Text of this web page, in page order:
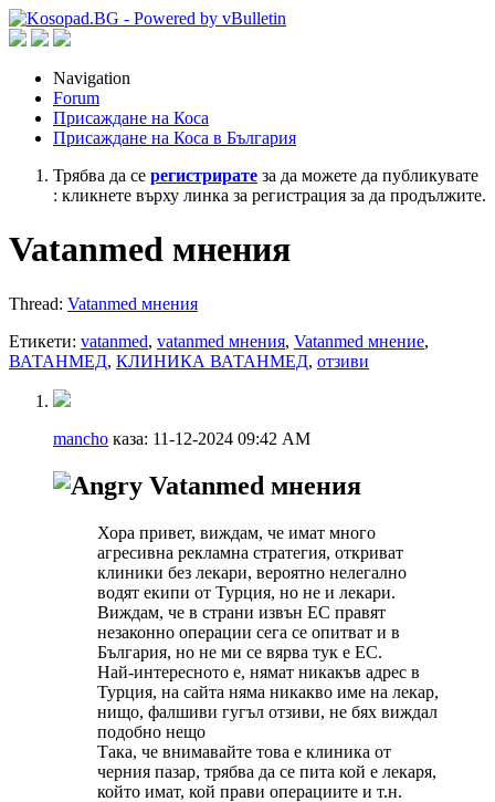
Navigation
Forum
Присаждане на Коса
Присаждане на Коса в България
Трябва да се регистрирате за да можете да публикувате
: кликнете върху линка за регистрация за да продължите.
Vatanmed мнения
Thread: Vatanmed мнения
Етикети: vatanmed, vatanmed мнения, Vatanmed мнение,
ВАТАНМЕД, КЛИНИКА ВАТАНМЕД, отзиви
mancho каза: 11-12-2024 09:42 AM
Vatanmed мнения
Хора привет, виждам, че имат много
агресивна рекламна стратегия, откриват
клиники без лекари, вероятно нелегално
водят екипи от Турция, но не и лекари.
Виждам, че в страни извън ЕС правят
незаконно операции сега се опитват и в
България, но не ми се вярва тук е ЕС.
Най-интересното е, нямат никакъв адрес в
Турция, на сайта няма никакво име на лекар,
нищо, фалшиви гугъл отзиви, не бях виждал
подобно нещо
Така, че внимавайте това е клиника от
черния пазар, трябва да се пита кой е лекаря,
който имат, кой прави операциите и т.н.